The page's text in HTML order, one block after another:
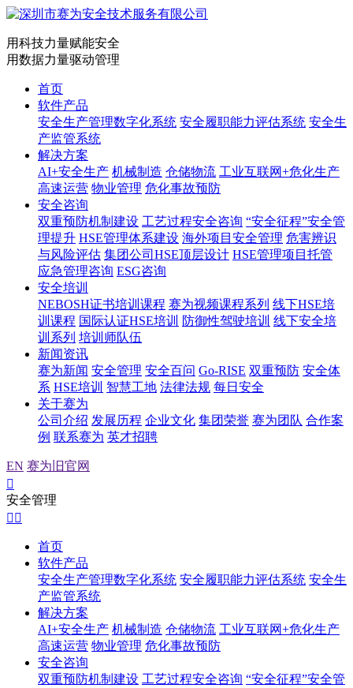
用科技力量赋能安全
用数据力量驱动管理
首页
软件产品
安全生产管理数字化系统 安全履职能力评估系统 安全生
产监管系统
解决方案
AI+安全生产 机械制造 仓储物流 工业互联网+危化生产
高速运营 物业管理 危化事故预防
安全咨询
双重预防机制建设 工艺过程安全咨询 “安全征程”安全管
理提升 HSE管理体系建设 海外项目安全管理 危害辨识
与风险评估 集团公司HSE顶层设计 HSE管理项目托管
应急管理咨询 ESG咨询
安全培训
NEBOSH证书培训课程 赛为视频课程系列 线下HSE培
训课程 国际认证HSE培训 防御性驾驶培训 线下安全培
训系列 培训师队伍
新闻资讯
赛为新闻 安全管理 安全百问 Go-RISE 双重预防 安全体
系 HSE培训 智慧工地 法律法规 每日安全
关于赛为
公司介绍 发展历程 企业文化 集团荣誉 赛为团队 合作案
例 联系赛为 英才招聘
EN 赛为旧官网

安全管理
 
首页
软件产品
安全生产管理数字化系统 安全履职能力评估系统 安全生
产监管系统
解决方案
AI+安全生产 机械制造 仓储物流 工业互联网+危化生产
高速运营 物业管理 危化事故预防
安全咨询
双重预防机制建设 工艺过程安全咨询 “安全征程”安全管